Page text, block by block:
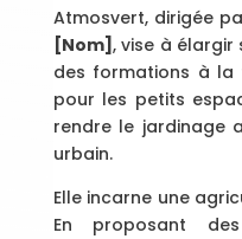
Atmosvert, dirigée
[Nom] , vise à élargir
des formations à la
pour les petits
rendre le jardinage
urbain.
Elle incarne une
En proposant